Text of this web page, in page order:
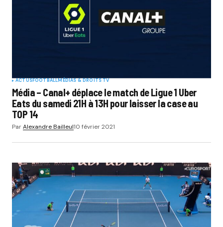
ACTUSFOOTBALLMÉDIAS & DROITS TV
Média – Canal+ déplace le match de Ligue 1 Uber
Eats du samedi 21H à 13H pour laisser la case au
TOP 14
ParAlexandre Bailleul10 février 2021